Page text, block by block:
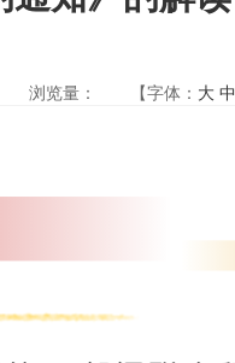
浏览量： 【字体： 大 中